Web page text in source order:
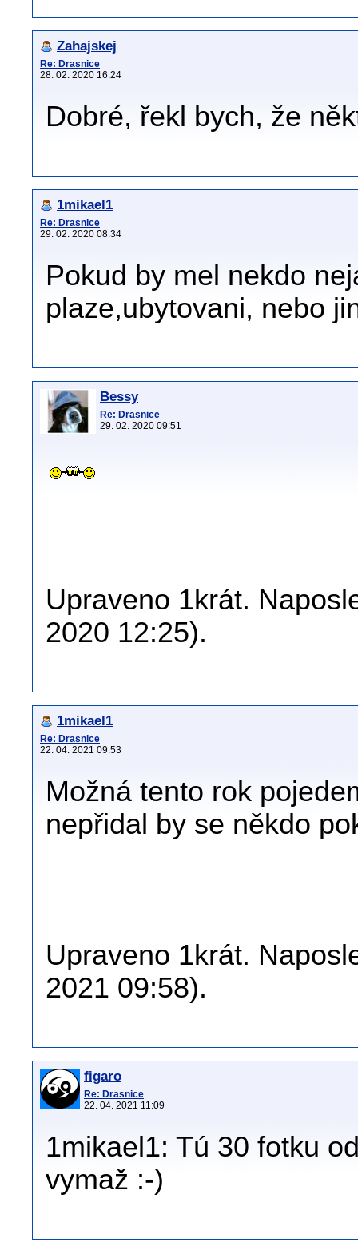
Zahajskej
Re: Drasnice
28. 02. 2020 16:24
Dobré, řekl bych, že
1mikael1
Re: Drasnice
29. 02. 2020 08:34
Pokud by mel nekdo
plaze,ubytovani, nebo
Bessy
Re: Drasnice
29. 02. 2020 09:51
Upraveno 1krát.
2020 12:25).
1mikael1
Re: Drasnice
22. 04. 2021 09:53
Možná tento rok
nepřidal by se někdo
Upraveno 1krát.
2021 09:58).
figaro
Re: Drasnice
22. 04. 2021 11:09
1mikael1: Tú 30 fotku
vymaž :-)